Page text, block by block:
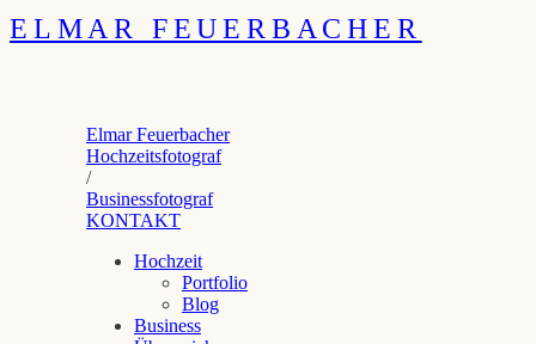
ELMAR FEUERBACHER
Elmar Feuerbacher
Hochzeitsfotograf
/
Businessfotograf
KONTAKT
Hochzeit
Portfolio
Blog
Business